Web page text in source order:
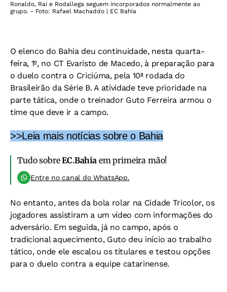
Ronaldo, Raí e Rodallega seguem incorporados normalmente ao
grupo. - Foto: Rafael Machaddo | EC Bahia
O elenco do Bahia deu continuidade, nesta quarta-
feira, 1º, no CT Evaristo de Macedo, à preparação para
o duelo contra o Criciúma, pela 10ª rodada do
Brasileirão da Série B. A atividade teve prioridade na
parte tática, onde o treinador Guto Ferreira armou o
time que deve ir a campo.
>>Leia mais notícias sobre o Bahia
Tudo sobreEC.Bahiaem primeira mão!
Entre no canal do WhatsApp.
No entanto, antes da bola rolar na Cidade Tricolor, os
jogadores assistiram a um vídeo com informações do
adversário. Em seguida, já no campo, após o
tradicional aquecimento, Guto deu início ao trabalho
tático, onde ele escalou os titulares e testou opções
para o duelo contra a equipe catarinense.